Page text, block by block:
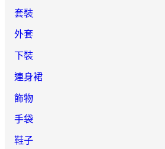
套裝
外套
下裝
連身裙
飾物
手袋
鞋子